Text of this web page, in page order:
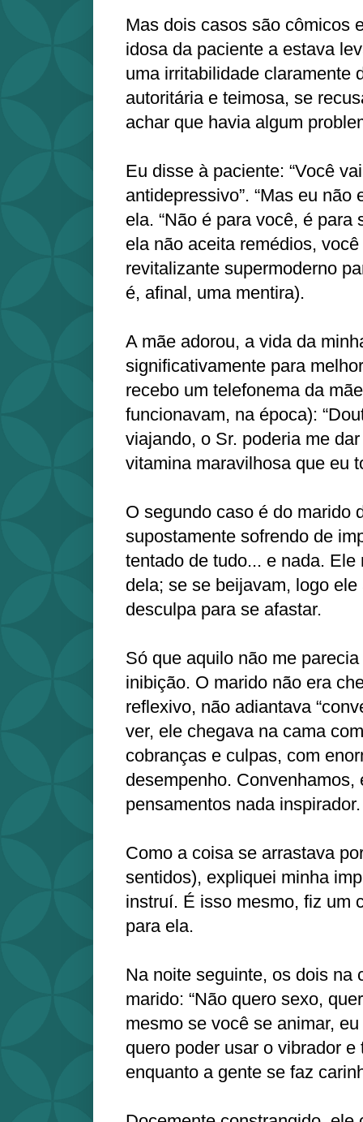
Mas dois casos são cômicos
idosa da paciente a estava
uma irritabilidade claramente
autoritária e teimosa, se
achar que havia algum
Eu disse à paciente: “Você
antidepressivo”. “Mas eu não
ela. “Não é para você, é para
ela não aceita remédios,
revitalizante supermoderno
é, afinal, uma mentira).
A mãe adorou, a vida da
significativamente para
recebo um telefonema da
funcionavam, na época):
viajando, o Sr. poderia me
vitamina maravilhosa que eu
O segundo caso é do marido
supostamente sofrendo de
tentado de tudo... e nada. Ele
dela; se se beijavam, logo
desculpa para se afastar.
Só que aquilo não me
inibição. O marido não era
reflexivo, não adiantava
ver, ele chegava na cama
cobranças e culpas, com
desempenho. Convenhamos,
pensamentos nada inspirador.
Como a coisa se arrastava
sentidos), expliquei minha
instruí. É isso mesmo, fiz um
para ela.
Na noite seguinte, os dois na
marido: “Não quero sexo,
mesmo se você se animar,
quero poder usar o vibrador e
enquanto a gente se faz